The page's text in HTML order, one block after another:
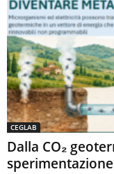
CEGLAB
Dalla CO₂
sperimentazione